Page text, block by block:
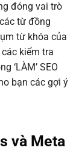
đóng vai trò
từ đồng
từ khóa của
kiểm tra
‘LÀM’ SEO
bạn các gợi ý
và Meta